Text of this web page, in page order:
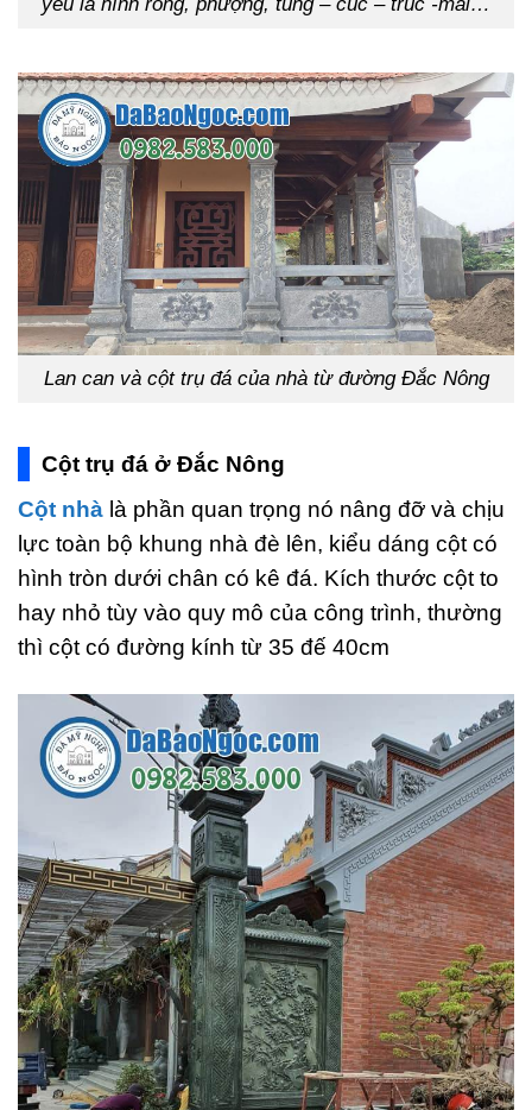
Lan can và cột trụ đá của nhà từ đường Đắc Nông
Cột trụ đá ở Đắc Nông
Cột nhà là phần quan trọng nó nâng đỡ và chịu
lực toàn bộ khung nhà đè lên, kiểu dáng cột có
hình tròn dưới chân có kê đá. Kích thước cột to
hay nhỏ tùy vào quy mô của công trình, thường
thì cột có đường kính từ 35 đế 40cm